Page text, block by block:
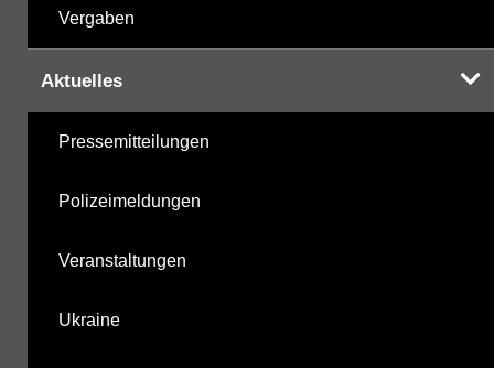
Vergaben
Aktuelles
Pressemitteilungen
Polizeimeldungen
Veranstaltungen
Ukraine